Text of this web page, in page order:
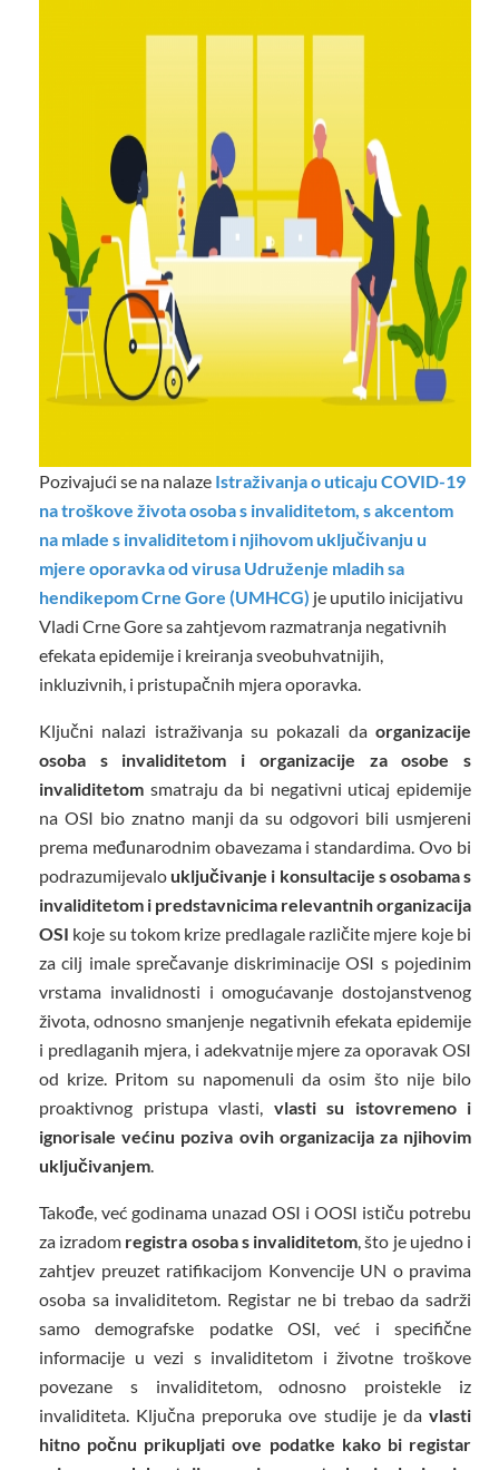
Pozivajući se na nalaze Istraživanja o uticaju COVID-19
na troškove života osoba s invaliditetom, s akcentom
na mlade s invaliditetom i njihovom uključivanju u
mjere oporavka od virusa Udruženje mladih sa
hendikepomCrne Gore (UMHCG) je uputilo inicijativu
Vladi Crne Gore sa zahtjevom razmatranja negativnih
efekata epidemije i kreiranja sveobuhvatnijih,
inkluzivnih, i pristupačnih mjera oporavka.
Ključni nalazi istraživanja su pokazali da organizacije
osoba s invaliditetom i organizacije za osobe s
invaliditetom smatraju da bi negativni uticaj epidemije
na OSI bio znatno manji da su odgovori bili usmjereni
prema međunarodnim obavezama i standardima. Ovo bi
podrazumijevalo uključivanje i konsultacije s osobama s
invaliditetom i predstavnicima relevantnih organizacija
OSI koje su tokom krize predlagale različite mjere koje bi
za cilj imale sprečavanje diskriminacije OSI s pojedinim
vrstama invalidnosti i omogućavanje dostojanstvenog
života, odnosno smanjenje negativnih efekata epidemije
i predlaganih mjera, i adekvatnije mjere za oporavak OSI
od krize. Pritom su napomenuli da osim što nije bilo
proaktivnog pristupa vlasti, vlasti su istovremeno i
ignorisale većinu poziva ovih organizacija za njihovim
uključivanjem.
Takođe, već godinama unazad OSI i OOSI ističu potrebu
za izradom registra osoba s invaliditetom, što je ujedno i
zahtjev preuzet ratifikacijom Konvencije UN o pravima
osoba sa invaliditetom. Registar ne bi trebao da sadrži
samo demografske podatke OSI, već i specifične
informacije u vezi s invaliditetom i životne troškove
povezane s invaliditetom, odnosno proistekle iz
invaliditeta. Ključna preporuka ove studije je da vlasti
hitno počnu prikupljati ove podatke kako bi registar